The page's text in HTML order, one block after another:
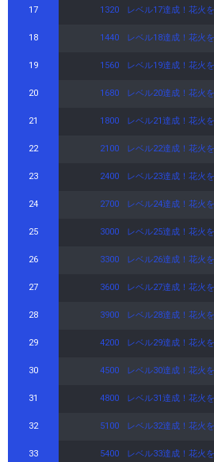
17 1320 レベル17達成！花火
18 1440 レベル18達成！花火
19 1560 レベル19達成！花火
20 1680 レベル20達成！花火
21 1800 レベル21達成！花火
22 2100 レベル22達成！花火
23 2400 レベル23達成！花火
24 2700 レベル24達成！花火
25 3000 レベル25達成！花火
26 3300 レベル26達成！花火
27 3600 レベル27達成！花火
28 3900 レベル28達成！花火
29 4200 レベル29達成！花火
30 4500 レベル30達成！花火
31 4800 レベル31達成！花火
32 5100 レベル32達成！花火
33 5400 レベル33達成！花火